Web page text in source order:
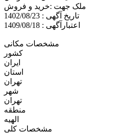
ملک جهت :خريد و فروش
تاریخ آگهی : 1402/08/23
اعتبارآگهی : 1409/08/18
مشخصات مکانی
کشور
ایران
استان
تهران
شهر
تهران
منطقه
الهیه
مشخصات کلی